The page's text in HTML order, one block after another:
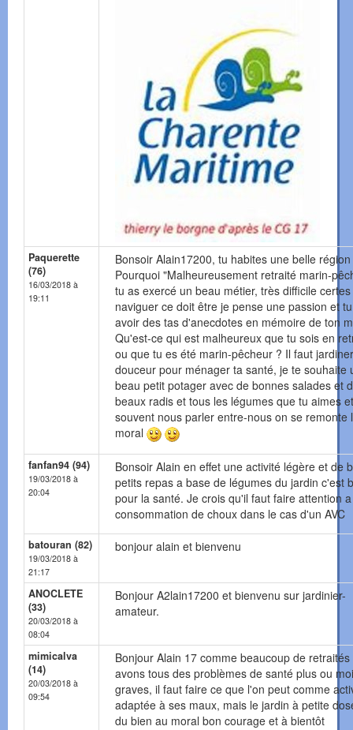
Paquerette
(76)
16/03/2018 à
19:11
Bonsoir Alain17200, tu habites une belle
Pourquoi "Malheureusement retraité marin-
tu as exercé un beau métier, très difficile
naviguer ce doit être je pense une passion et
avoir des tas d'anecdotes en mémoire de ton
Qu'est-ce qui est malheureux que tu sois en
ou que tu es été marin-pêcheur ? Il faut
douceur pour ménager ta santé, je te souhaite
beau petit potager avec de bonnes salades et
beaux radis et tous les légumes que tu aimes
souvent nous parler entre-nous on se remonte
moral
fanfan94 (94)
19/03/2018 à
20:04
Bonsoir Alain en effet une activité légère et de
petits repas a base de légumes du jardin c'est
pour la santé. Je crois qu'il faut faire attention
consommation de choux dans le cas d'un AVC
batouran (82)
19/03/2018 à
21:17
bonjour alain et bienvenu
ANOCLETE
(33)
20/03/2018 à
08:04
Bonjour A2lain17200 et bienvenu sur jardinier-
amateur.
mimicalva
(14)
20/03/2018 à
09:54
Bonjour Alain 17 comme beaucoup de
avons tous des problèmes de santé plus ou
graves, il faut faire ce que l'on peut comme
adaptée à ses maux, mais le jardin à petite
du bien au moral bon courage et à bientôt